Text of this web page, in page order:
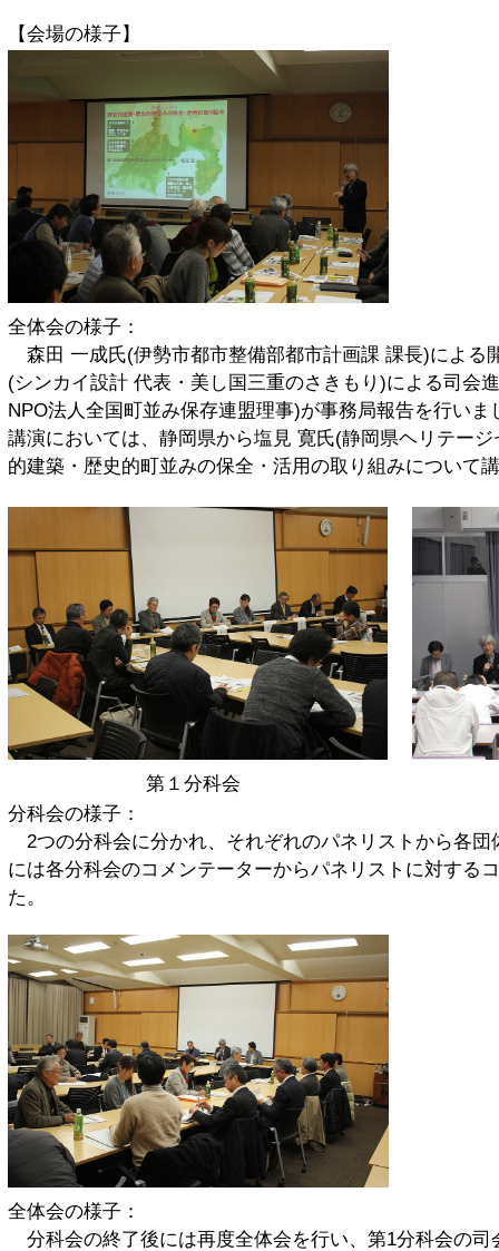
【会場の様子】
全体会の様子：
森田 一成氏(伊勢市都市整備部都市計画課 課長)による
(シンカイ設計 代表・美し国三重のさきもり)による司会
NPO法人全国町並み保存連盟理事)が事務局報告を行いま
講演においては、静岡県から塩見 寛氏(静岡県ヘリテー
的建築・歴史的町並みの保全・活用の取り組みについて
第１分科会 第２
分科会の様子：
2つの分科会に分かれ、それぞれのパネリストから各
には各分科会のコメンテーターからパネリストに対する
た。
全体会の様子：
分科会の終了後には再度全体会を行い、第1分科会の